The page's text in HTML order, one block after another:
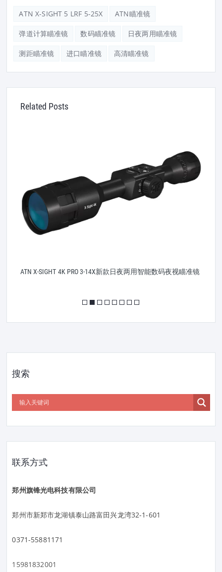
ATN X-SIGHT 5 LRF 5-25X ATN瞄准镜
弹道计算瞄准镜 数码瞄准镜 日夜两用瞄准镜
测距瞄准镜 进口瞄准镜 高清瞄准镜
Related Posts
ATN X-SIGHT 4K PRO 3-14X新款日夜两用智能数码夜视瞄准镜
搜索
联系方式
郑州旗锋光电科技有限公司
郑州市新郑市龙湖镇泰山路富田兴龙湾32-1-601
0371-55881171
15981832001